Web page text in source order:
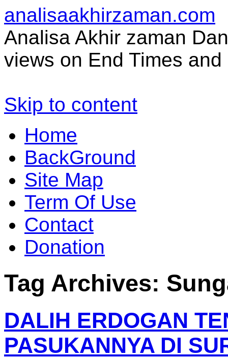
analisaakhirzaman.com
Analisa Akhir zaman
views on End Times
Skip to content
Home
BackGround
Site Map
Term Of Use
Contact
Donation
Tag Archives:
DALIH ERDOGAN
PASUKANNYA DI